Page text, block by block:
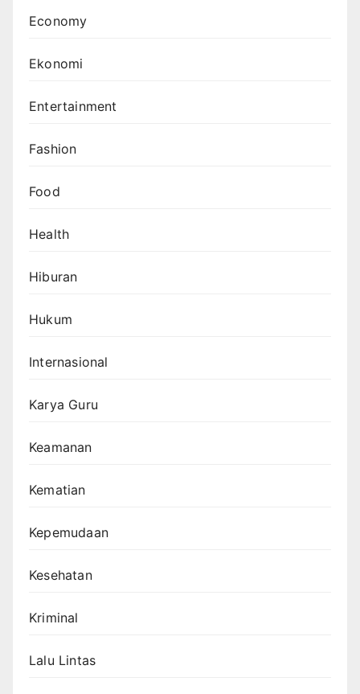
Economy
Ekonomi
Entertainment
Fashion
Food
Health
Hiburan
Hukum
Internasional
Karya Guru
Keamanan
Kematian
Kepemudaan
Kesehatan
Kriminal
Lalu Lintas